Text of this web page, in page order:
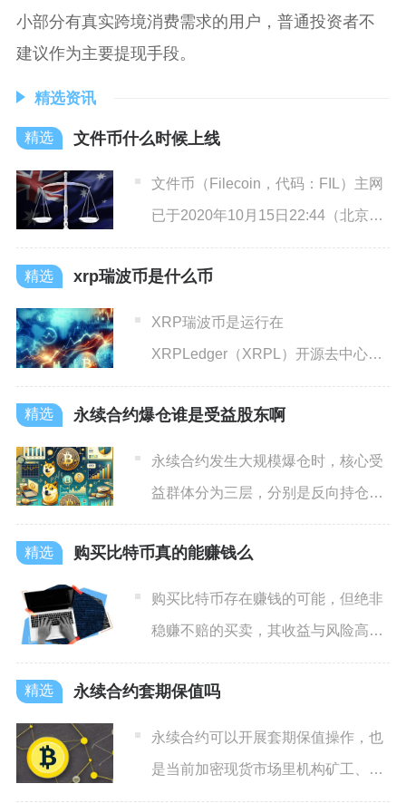
小部分有真实跨境消费需求的用户，普通投资者不
建议作为主要提现手段。
精选资讯
文件币什么时候上线
文件币（Filecoin，代码：FIL）主网
已于2020年10月15日22:44（北京时
间
xrp瑞波币是什么币
XRP瑞波币是运行在
XRPLedger（XRPL）开源去中心化
区块链上的原生功能性加密货币
永续合约爆仓谁是受益股东啊
永续合约发生大规模爆仓时，核心受
益群体分为三层，分别是反向持仓普
通交易者、平台做市商与交易
购买比特币真的能赚钱么
购买比特币存在赚钱的可能，但绝非
稳赚不赔的买卖，其收益与风险高度
并存，只有在特定时机、采用
永续合约套期保值吗
永续合约可以开展套期保值操作，也
是当前加密现货市场里机构矿工、大